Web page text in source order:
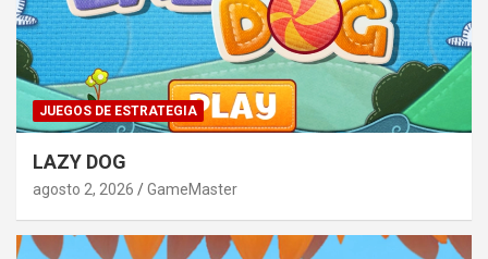
JUEGOS DE ESTRATEGIA
LAZY DOG
agosto 2, 2026 GameMaster